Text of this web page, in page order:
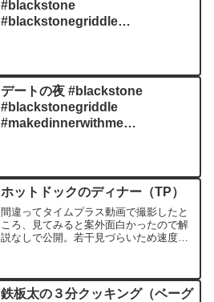
#blackstone
#blackstonegriddle
デートの夜 #blackstone
#blackstonegriddle
#makedinnerwithme
ホットドックのディナー（TP）
間違ってタイムプラス動画で撮影したと
ころ、見てみると案外面白かったので解
説なしで公開。若干見づらいため速度を
節約のためTP速度のまま。実際には１時
間くらいの撮影内容です...
鉄板太の３分クッキング（ベーグ